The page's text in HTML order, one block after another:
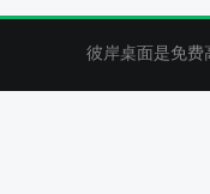
彼岸桌面是免费